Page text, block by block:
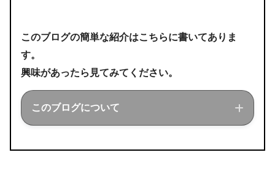
このブログの簡単な紹介はこちらに書いてありま
す。
興味があったら見てみてください。
このブログについて